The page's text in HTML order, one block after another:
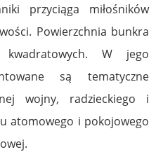
przyciąga miłośników
Powierzchnia bunkra
W jego
są tematyczne
wojny, radzieckiego i
atomowego i pokojowego